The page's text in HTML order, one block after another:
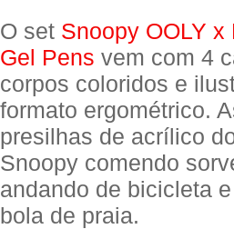
O set Snoopy OOLY
Gel Pens vem com 4
corpos coloridos e
formato ergométrico.
presilhas de acrílico
Snoopy comendo
andando de bicicleta
bola de praia.